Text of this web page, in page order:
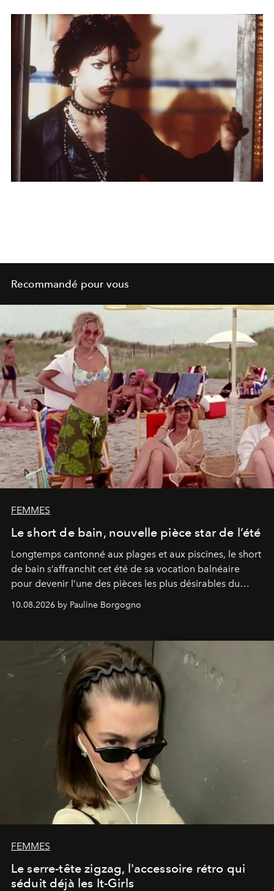
Recommandé pour vous
FEMMES
Le short de bain, nouvelle pièce star de l’été
Longtemps cantonné aux plages et aux piscines, le short
de bain s’affranchit cet été de sa vocation balnéaire
pour devenir l’une des pièces les plus désirables du
10.08.2026 by Pauline Borgogno
FEMMES
Le serre-tête zigzag, l'accessoire rétro qui
séduit déjà les It-Girls